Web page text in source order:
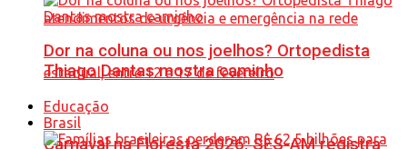
Carnaval na Floresta 2026: SES-AM registra
Dor na coluna ou nos joelhos? Ortopedista
Thiago Dantas mostra caminho
Educação
Brasil